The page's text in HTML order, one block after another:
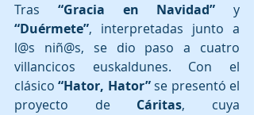
Tras “Gracia en Navidad”
“Duérmete”, interpretadas junto a
l@s niñ@s, se dio paso a cuatro
villancicos euskaldunes. Con el
clásico “Hator, Hator” se presentó el
proyecto de Cáritas, cuya